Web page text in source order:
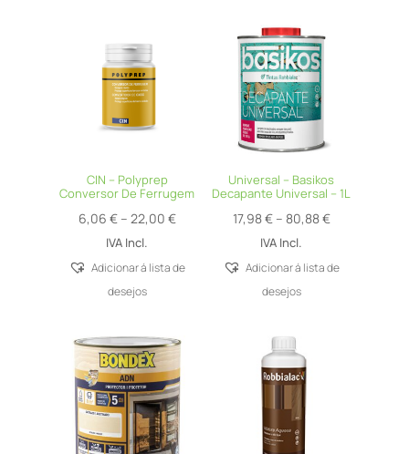
CIN – Polyprep
Conversor De Ferrugem
6,06 € – 22,00 €Price
6,06 €
IVA Incl.
Adicionar á lista de
desejos
Universal – Basikos
Decapante Universal – 1L
17,98€ – 80,88€Price
17,98 €
IVA Incl.
Adicionar á lista de
desejos